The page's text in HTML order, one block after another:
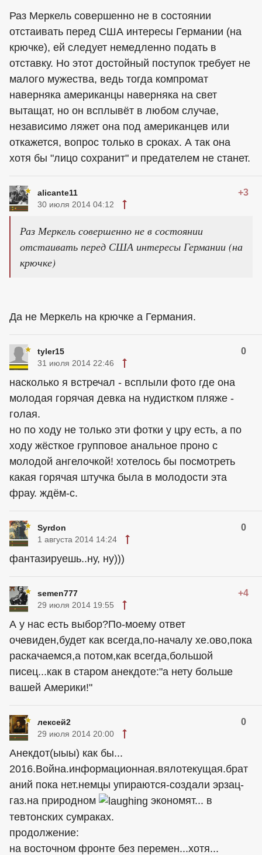
Раз Меркель совершенно не в состоянии
отстаивать перед США интересы Германии (на
крючке), ей следует немедленно подать в
отставку. Но этот достойный поступок требует не
малого мужества, ведь тогда компромат
наверняка американцы наверняка на свет
вытащат, но он всплывёт в любом случае,
независимо ляжет она под американцев или
откажется, вопрос только в сроках. А так она
хотя бы "лицо сохранит" и предателем не станет.
alicante11 +3
30 июля 2014 04:12
Раз Меркель совершенно не в состоянии
отстаивать перед США интересы Германии (на
крючке)
Да не Меркель на крючке а Германия.
tyler15 0
31 июля 2014 22:46
насколько я встречал - всплыли фото где она
молодая горячая девка на нудистком пляже -
голая.
но по ходу не только эти фотки у цру есть, а по
ходу жёсткое групповое aнaльное проно с
молодой ангелочкой! хотелось бы посмотреть
какая горячая штучка была в молодости эта
фрау. ждём-с.
Syrdon 0
1 августа 2014 14:24
фантазируешь..ну, ну)))
semen777 +4
29 июля 2014 19:55
А у нас есть выбор?По-моему ответ
очевиден,будет как всегда,по-началу хе.ово,пока
раскачаемся,а потом,как всегда,большой
писец...как в старом анекдоте:"а нету больше
вашей Америки!"
лексей2 0
29 июля 2014 20:00
Анекдот(ыыы) как бы...
2016.Война.информационная.вялотекущая.брат
аний пока нет.немцы упираются-создали эрзац-
газ.на природном
экономят... в
тевтонских сумраках.
продолжение:
на восточном фронте без перемен...хотя...